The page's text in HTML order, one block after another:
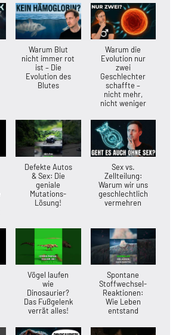
Warum Blut
nicht immer rot
ist – Die
Evolution des
Blutes
Warum die
Evolution nur
zwei
Geschlechter
schaffte –
nicht mehr,
nicht weniger
Defekte Autos
& Sex: Die
geniale
Mutations-
Lösung!
Sex vs.
Zellteilung:
Warum wir uns
geschlechtlich
vermehren
Vögel laufen
wie
Dinosaurier?
Das Fußgelenk
verrät alles!
Spontane
Stoffwechsel-
Reaktionen:
Wie Leben
entstand